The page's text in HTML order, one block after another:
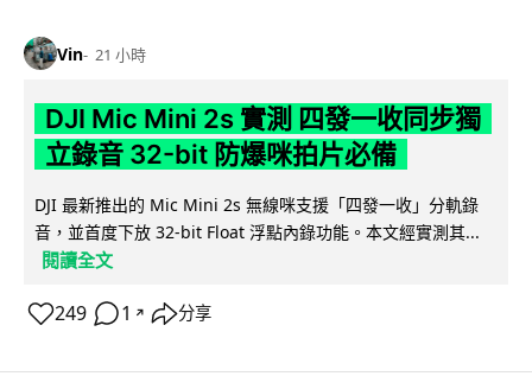
Vin 21 小時
DJI Mic Mini 2s 實測 四發一收同步獨
立錄音 32-bit 防爆咪拍片必備
DJI 最新推出的 Mic Mini 2s 無線咪支援「四發一收」分軌錄
音，並首度下放 32-bit Float 浮點內錄功能。本文經實測其...
閱讀全文
249 1 ↗ 分享